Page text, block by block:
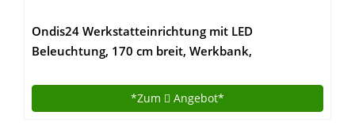
Ondis24 Werkstatteinrichtung mit LED
Beleuchtung, 170 cm breit, Werkbank,
*Zum Angebot*